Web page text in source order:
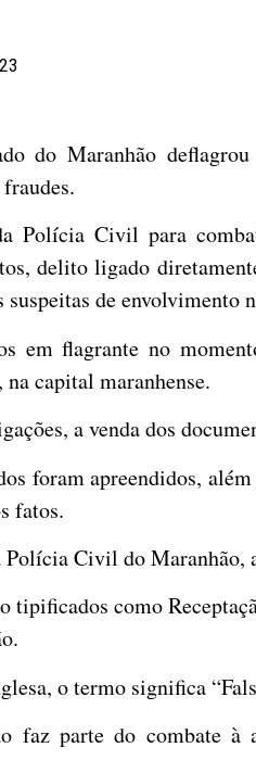
do Maranhão
Polícia Civil para
delito ligado
suspeitas de
em flagrante no
capital maranhense.
a venda dos
foram apreendidos,
fatos.
Civil do Maranhão,
tipificados como
o termo significa
faz parte do combate